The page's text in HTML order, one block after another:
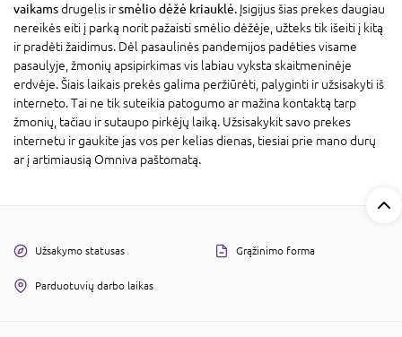
vaikamsdrugelis irsmėlio dėžė kriauklė. Įsigijus šias prekes daugiau
nereikės eiti į parką norit pažaisti smėlio dėžėje, užteks tik išeiti į kitą
ir pradėti žaidimus. Dėl pasaulinės pandemijos padėties visame
pasaulyje, žmonių apsipirkimas vis labiau vyksta skaitmeninėje
erdvėje. Šiais laikais prekės galima peržiūrėti, palyginti ir užsisakyti iš
interneto. Tai ne tik suteikia patogumo ar mažina kontaktą tarp
žmonių, tačiau ir sutaupo pirkėjų laiką. Užsisakykit savo prekes
internetu ir gaukite jas vos per kelias dienas, tiesiai prie mano durų
ar į artimiausią Omniva paštomatą.
Užsakymo statusas Grąžinimo forma
Parduotuvių darbo laikas